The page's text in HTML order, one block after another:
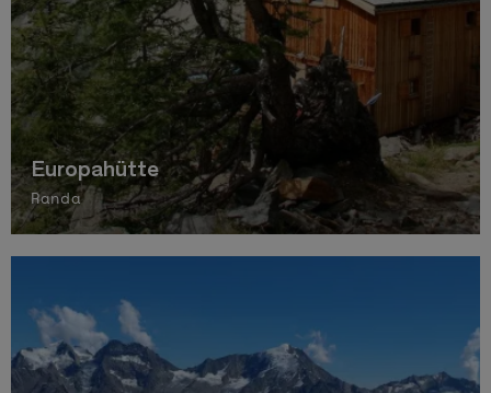
Europahütte
Randa